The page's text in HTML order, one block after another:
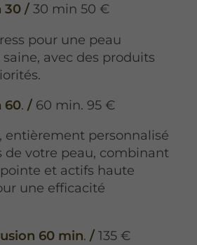
30 / 30 min 50 €
pour une peau
avec des produits
60. / 60 min. 95 €
entièrement personnalisé
de votre peau, combinant
et actifs haute
une efficacité
60 min. / 135 €